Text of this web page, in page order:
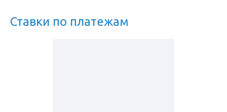
Ставки по платежам